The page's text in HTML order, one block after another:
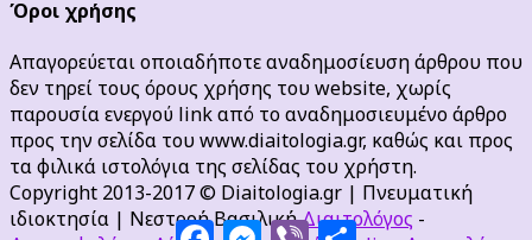
Όροι χρήσης
Απαγορεύεται οποιαδήποτε αναδημοσίευση άρθρου που
δεν τηρεί τους όρους χρήσης του website, χωρίς
παρουσία ενεργού link από το αναδημοσιευμένο άρθρο
προς την σελίδα του www.diaitologia.gr, καθώς και προς
τα φιλικά ιστολόγια της σελίδας του χρήστη.
Copyright 2013-2017 © Diaitologia.gr | Πνευματική
ιδιοκτησία | Νεστορή ΒασιλικήΔιαιτολόγος -
FacebookMessenger
ViberΜοιραστείτε